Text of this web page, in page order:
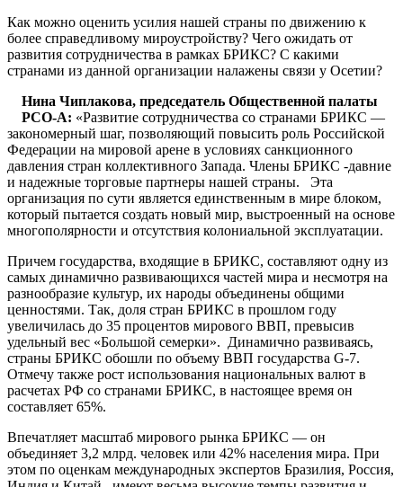
Как можно оценить усилия нашей страны по движению к
более справедливому мироустройству? Чего ожидать от
развития сотрудничества в рамках БРИКС? С какими
странами из данной организации налажены связи у Осетии?
Нина Чиплакова, председатель Общественной палаты
РСО-А: «Развитие сотрудничества со странами БРИКС —
закономерный шаг, позволяющий повысить роль Российской
Федерации на мировой арене в условиях санкционного
давления стран коллективного Запада. Члены БРИКС -давние
и надежные торговые партнеры нашей страны. Эта
организация по сути является единственным в мире блоком,
который пытается создать новый мир, выстроенный на основе
многополярности и отсутствия колониальной эксплуатации.
Причем государства, входящие в БРИКС, составляют одну из
самых динамично развивающихся частей мира и несмотря на
разнообразие культур, их народы объединены общими
ценностями. Так, доля стран БРИКС в прошлом году
увеличилась до 35 процентов мирового ВВП, превысив
удельный вес «Большой семерки». Динамично развиваясь,
страны БРИКС обошли по объему ВВП государства G-7.
Отмечу также рост использования национальных валют в
расчетах РФ со странами БРИКС, в настоящее время он
составляет 65%.
Впечатляет масштаб мирового рынка БРИКС — он
объединяет 3,2 млрд. человек или 42% населения мира. При
этом по оценкам международных экспертов Бразилия, Россия,